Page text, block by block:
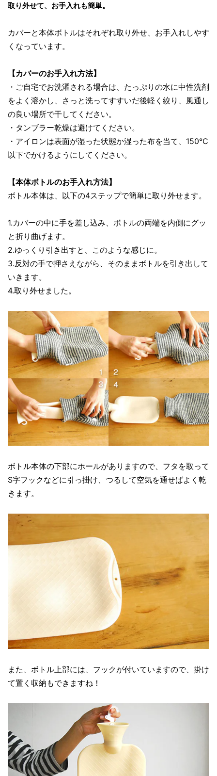
取り外せて、お手入れも簡単。
カバーと本体ボトルはそれぞれ取り外せ、お手入れしやす
くなっています。
【カバーのお手入れ方法】
・ご自宅でお洗濯される場合は、たっぷりの水に中性洗剤
をよく溶かし、さっと洗ってすすいだ後軽く絞り、風通し
の良い場所で干してください。
・タンブラー乾燥は避けてください。
・アイロンは表面が湿った状態か湿った布を当て、150℃
以下でかけるようにしてください。
【本体ボトルのお手入れ方法】
ボトル本体は、以下の4ステップで簡単に取り外せます。
1.カバーの中に手を差し込み、ボトルの両端を内側にグッ
と折り曲げます。
2.ゆっくり引き出すと、このような感じに。
3.反対の手で押さえながら、そのままボトルを引き出して
いきます。
4.取り外せました。
ボトル本体の下部にホールがありますので、フタを取って
S字フックなどに引っ掛け、つるして空気を通せばよく乾
きます。
また、ボトル上部には、フックが付いていますので、掛け
て置く収納もできますね！